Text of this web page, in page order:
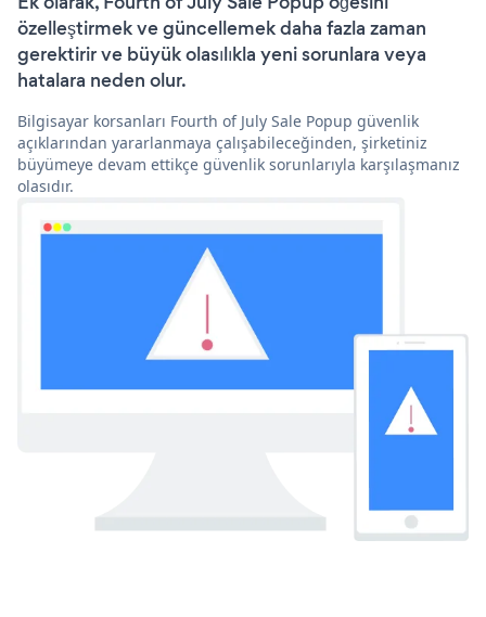
özelleştirmek ve güncellemek daha fazla zaman
gerektirir ve büyük olasılıkla yeni sorunlara veya
hatalara neden olur.
Bilgisayar korsanları Fourth of July Sale Popup güvenlik
açıklarından yararlanmaya çalışabileceğinden, şirketiniz
büyümeye devam ettikçe güvenlik sorunlarıyla karşılaşmanız
olasıdır.